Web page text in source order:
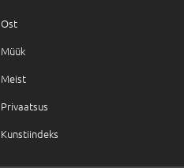
Ost
Müük
Meist
Privaatsus
Kunstiindeks